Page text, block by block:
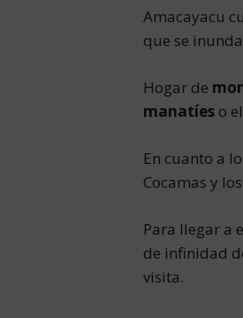
Amacayacu
que se
Hogar de
manatíes o
En cuanto a
Cocamas y
Para llegar a
de infinidad
visita.